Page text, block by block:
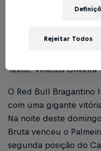
Texto: Vinicios Oliveira
O Red Bull Bragantino
com uma gigante
Na noite deste
Bruta venceu o
segunda posição do
Rejeitar Todos